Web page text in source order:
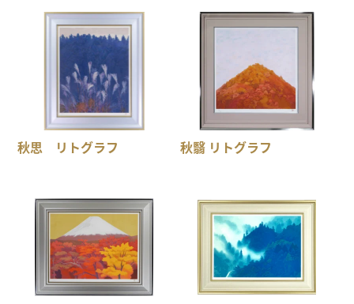
秋思 リトグラフ 秋翳 リトグラフ